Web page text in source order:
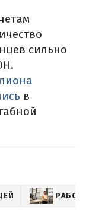
сильно
в